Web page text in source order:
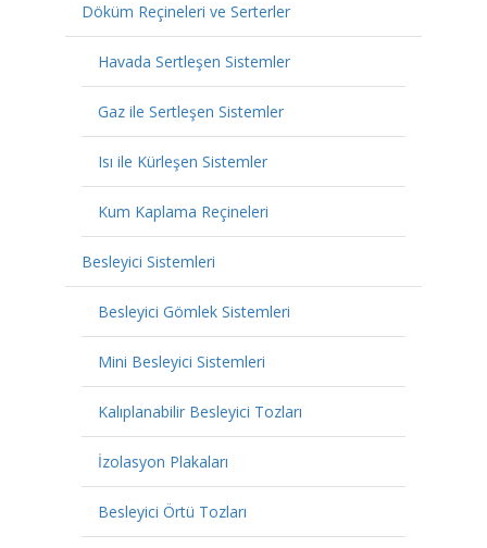
Döküm Reçineleri ve Serterler
Havada Sertleşen Sistemler
Gaz ile Sertleşen Sistemler
Isı ile Kürleşen Sistemler
Kum Kaplama Reçineleri
Besleyici Sistemleri
Besleyici Gömlek Sistemleri
Mini Besleyici Sistemleri
Kalıplanabilir Besleyici Tozları
İzolasyon Plakaları
Besleyici Örtü Tozları